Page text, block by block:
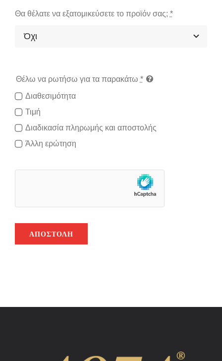
Θα θέλατε να εξατομικεύσετε το προϊόν σας; *
Θέλω να ρωτήσω για τα παρακάτω *
Διαθεσιμότητα
Τιμή
Διαδικασία πληρωμής και αποστολής
Άλλη ερώτηση
ΑΠΟΣΤΟΛΉ